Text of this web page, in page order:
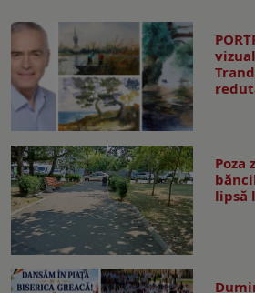
Poza
lipsă